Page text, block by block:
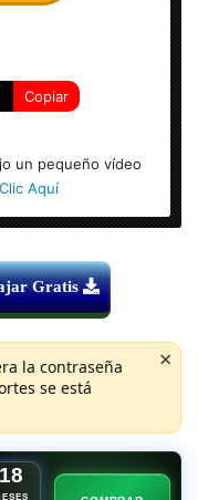
Copiar
un pequeño vídeo
Clic Aquí
Gratis
la contraseña
se está
×
18